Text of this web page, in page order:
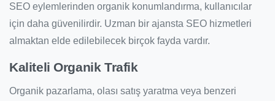
SEO eylemlerinden organik konumlandırma, kullanıcılar
için daha güvenilirdir. Uzman bir ajansta SEO hizmetleri
almaktan elde edilebilecek birçok fayda vardır.
Kaliteli Organik Trafik
Organik pazarlama, olası satış yaratma veya benzeri